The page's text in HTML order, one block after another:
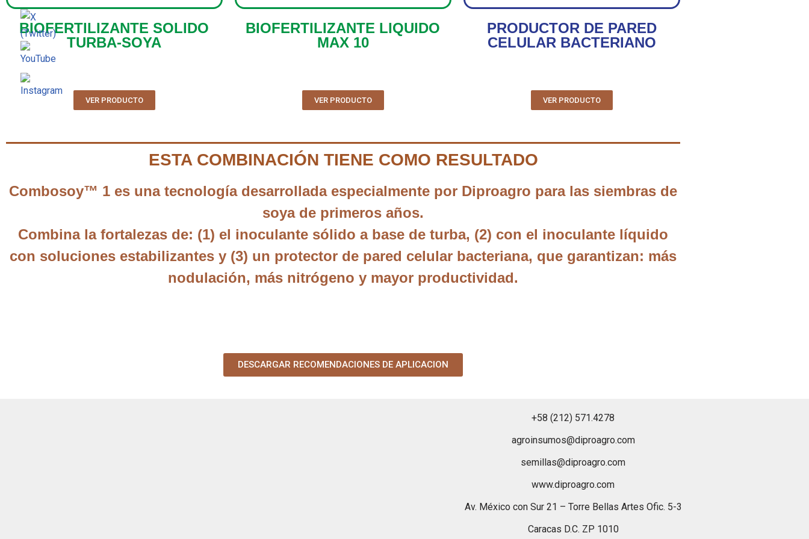
BIOFERTILIZANTE SOLIDO
TURBA-SOYA
VER PRODUCTO
BIOFERTILIZANTE LIQUIDO
MAX 10
VER PRODUCTO
PRODUCTOR DE PARED
CELULAR BACTERIANO
VER PRODUCTO
ESTA COMBINACIÓN TIENE COMO RESULTADO
Combosoy™ 1 es una tecnología desarrollada especialmente por Diproagro para las siembras de
soya de primeros años.
Combina la fortalezas de: (1) el inoculante sólido a base de turba, (2) con el inoculante líquido
con soluciones estabilizantes y (3) un protector de pared celular bacteriana, que garantizan: más
nodulación, más nitrógeno y mayor productividad.
DESCARGAR RECOMENDACIONES DE APLICACION
+58 (212) 571.4278
agroinsumos@diproagro.com
semillas@diproagro.com
www.diproagro.com
Av. México con Sur 21 – Torre Bellas Artes Ofic. 5-3
Caracas D.C. ZP 1010